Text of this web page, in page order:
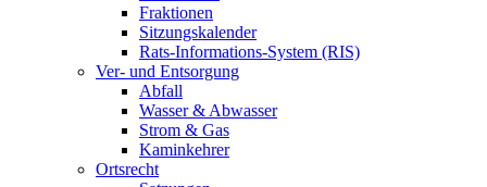
Fraktionen
Sitzungskalender
Rats-Informations-System (RIS)
Ver- und Entsorgung
Abfall
Wasser & Abwasser
Strom & Gas
Kaminkehrer
Ortsrecht